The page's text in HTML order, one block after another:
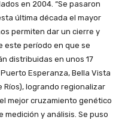
en 2004. “Se pasaron
última década el mayor
permiten dar un cierre y
este período en que se
distribuidas en unos 17
Esperanza, Bella Vista
logrando regionalizar
mejor cruzamiento genético
medición y análisis. Se puso